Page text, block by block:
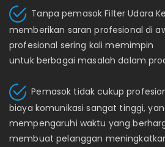
Tanpa pemasok Filter Udara
memberikan saran profesional di
profesional sering kali memimpin
untuk berbagai masalah dalam
Pemasok tidak cukup
biaya komunikasi sangat tinggi,
mempengaruhi waktu yang
membuat pelanggan